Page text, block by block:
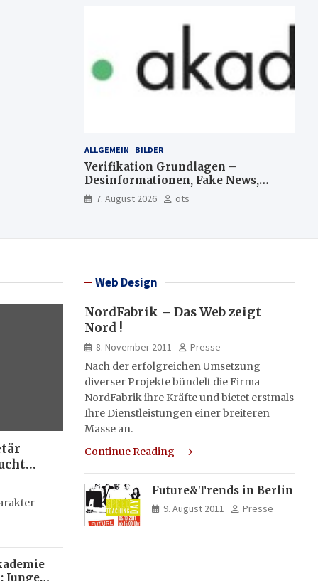
ALLGEMEIN BILDER
Verifikation Grundlagen –
Desinformationen, Fake News,
manipulierte Inhalte | dpa-
Akademie
7. August 2026 ots
Junge
Web Design
NordFabrik – Das Web zeigt
Nord !
8. November 2011
Presse
Nach der erfolgreichen Umsetzung
diverser Projekte bündelt die Firma
NordFabrik ihre Kräfte und bietet erstmals
Ihre Dienstleistungen einer breiteren
Masse an.
Continue Reading
Future&Trends in Berlin
9. August 2011 Presse